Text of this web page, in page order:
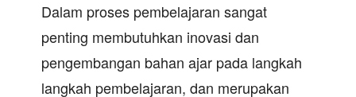
Dalam proses pembelajaran sangat
penting membutuhkan inovasi dan
pengembangan bahan ajar pada langkah
langkah pembelajaran, dan merupakan